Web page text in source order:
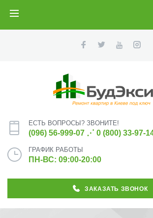
ЕСТЬ ВОПРОСЫ? ЗВОНИТЕ!
(096) 56-999-07 ⋰ 0 (800) 33-97-
ГРАФИК РАБОТЫ
ПН-ВС: 09:00-20:00
ЗАКАЗАТЬ ЗВОНОК